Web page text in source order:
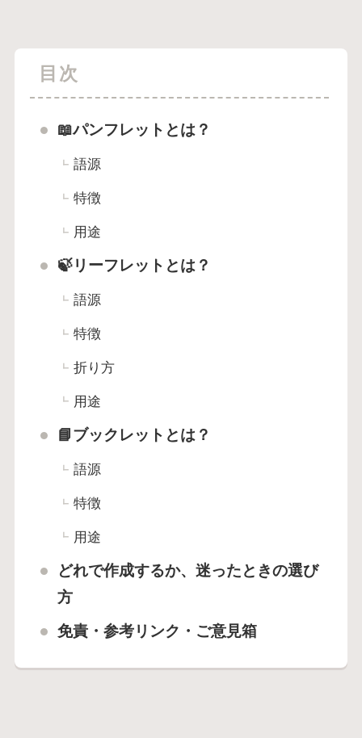
目次
📖パンフレットとは？
語源
特徴
用途
🍃リーフレットとは？
語源
特徴
折り方
用途
📘ブックレットとは？
語源
特徴
用途
どれで作成するか、迷ったときの選び
方
免責・参考リンク・ご意見箱